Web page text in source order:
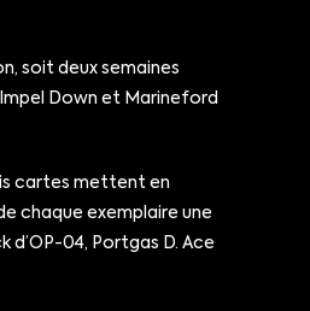
soit deux semaines
Down et Marineford
cartes mettent en
chaque exemplaire une
04, Portgas D. Ace